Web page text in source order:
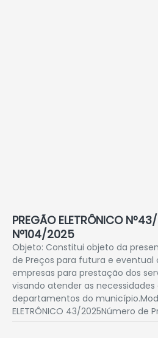
PREGÃO ELETRÔNICO
Nº104/2025
Objeto: Constitui objeto da
de Preços para futura e
empresas para prestação dos
visando atender as necessidades
departamentos do
ELETRÔNICO 43/2025Número de